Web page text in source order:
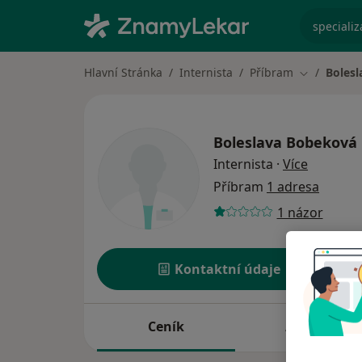
Hlavní Stránka Internista Příbram Změna
Boleslava Bobeková
Internista · Více
Příbram 1 adresa
1 názor
Kontaktní údaje
Ceník Adresy